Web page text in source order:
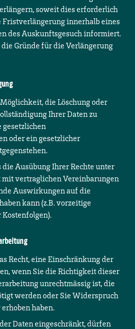
soweit dies erforderlich
Fristverlängerung innerhalb eines
des Auskunftsgesuch informiert.
Gründe für die Verlängerung
die Löschung oder
Ihrer Daten zu
gesetzlichen
oder ein gesetzlicher
die Ausübung Ihrer Rechte unter
vertraglichen Vereinbarungen
Auswirkungen auf die
kann (z.B. vorzeitige
Recht, eine Einschränkung der
wenn Sie die Richtigkeit dieser
unrechtmässig ist, die
werden oder Sie Widerspruch
haben.
Daten eingeschränkt, dürfen